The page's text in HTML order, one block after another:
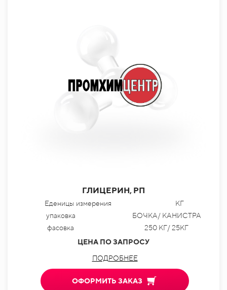
ГЛИЦЕРИН, РП
Еденицы измерения
КГ
упаковка
БОЧКА/ КАНИСТРА
фасовка
250 КГ/ 25КГ
ЦЕНА ПО ЗАПРОСУ
ПОДРОБНЕЕ
ОФОРМИТЬ ЗАКАЗ